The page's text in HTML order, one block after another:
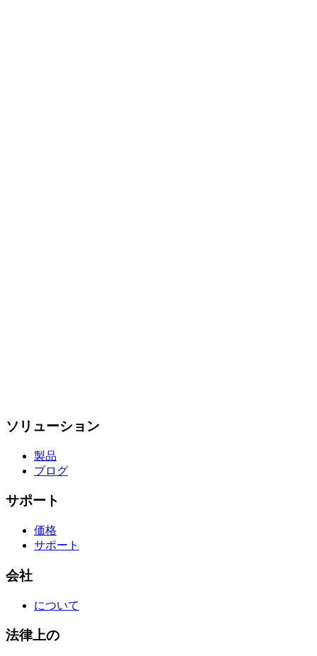
ソリューション
製品
ブログ
サポート
価格
サポート
会社
について
法律上の